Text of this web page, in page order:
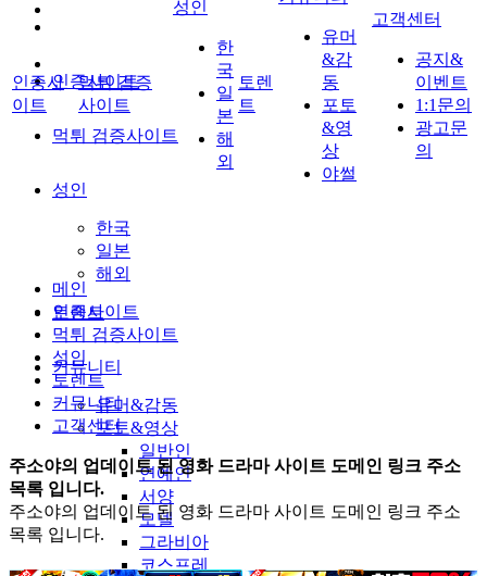
인증사이트
먹튀 검증사이트
성인
한국
일본
해외
토렌트
커뮤니티
유머&감동
포토&영상
일반인
연예인
서양
모델
그라비아
코스프레
인증사
이트
먹튀 검증
사이트
성인
한
국
일
본
해
외
토렌
트
유머
&감
동
포토
&영
상
야썰
고객센터
공지&
이벤트
1:1문의
광고문
의
메인
인증사이트
먹튀 검증사이트
성인
토렌트
커뮤니티
고객센터
주소야의 업데이트 된 영화 드라마 사이트 도메인 링크 주소
목록 입니다.
주소야의 업데이트 된 영화 드라마 사이트 도메인 링크 주소
목록 입니다.